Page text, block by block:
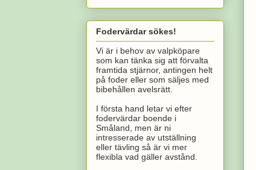
Fodervärdar sökes!
Vi är i behov av valpköpare
som kan tänka sig att förvalta
framtida stjärnor, antingen helt
på foder eller som säljes med
bibehållen avelsrätt.
I första hand letar vi efter
fodervärdar boende i
Småland, men är ni
intresserade av utställning
eller tävling så är vi mer
flexibla vad gäller avstånd.